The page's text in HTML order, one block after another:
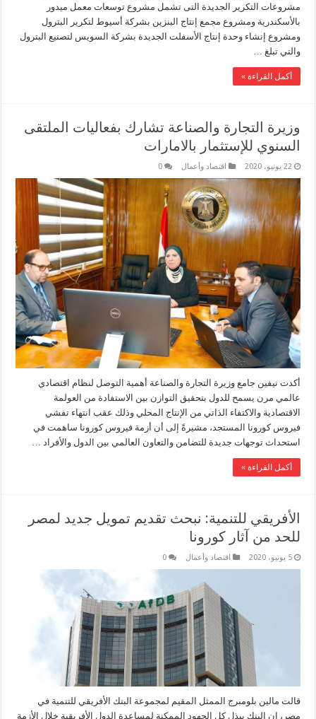
مشروعات التكرير الجديدة التى تشمل مشروع توسعات معمل ميدور
بالأسكندرية ومشروع مجمع إنتاج البنزين بشركة أسيوط لتكرير البترول
ومشروع إنشاء وحدة إنتاج الأسفلت الجديدة بشركة السويس لتصنيع البترول
والتي تبلغ …
أكمل القراءة »
وزيرة التجارة والصناعة تشارك بفعاليات الملتقى
السنوي للإستثمار بالامارات
22 يونيو، 2020 اقتصاد وأعمال 0
أكدت نيفين جامع وزيرة التجارة والصناعة أهمية التوصل لنظام اقتصادي
عالمي مرن يسمح للدول بتحقيق التوازن بين الاستفادة من العولمة
الاقتصادية والاكتفاء الذاتي من الإنتاج المحلي وذلك عقب انتهاء تفشي
فيروس كورونا المستجد، مشيرةً إلى أن أزمة فيروس كورونا ساهمت في
استحداث توجهات جديدة للتضامن والتعاون العالمي بين الدول والأفراد …
أكمل القراءة »
الأفريقي للتنمية: نبحث تقديم تمويل جديد لمصر
للحد من آثار كورونا
5 يونيو، 2020 اقتصاد وأعمال 0
قالت مالين بلومبرج الممثل المقيم لمجموعة البنك الأفريقي للتنمية في
مصر، إن البنك يبذل كل الجهود الممكنة لمساعدة الدول الأفريقية خلال الأزمة